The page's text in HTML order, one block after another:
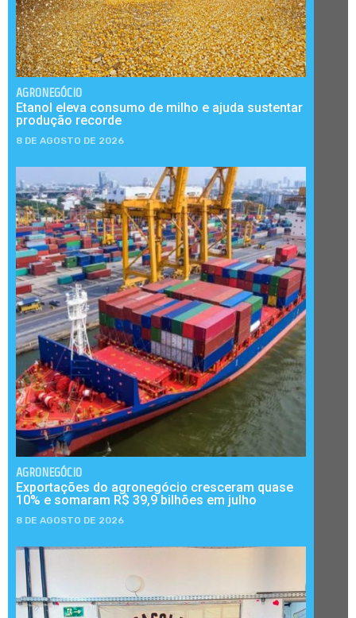
AGRONEGÓCIO
Etanol eleva consumo de milho e ajuda sustentar
produção recorde
8 DE AGOSTO DE 2026
AGRONEGÓCIO
Exportações do agronegócio cresceram quase
10% e somaram R$ 39,9 bilhões em julho
8 DE AGOSTO DE 2026